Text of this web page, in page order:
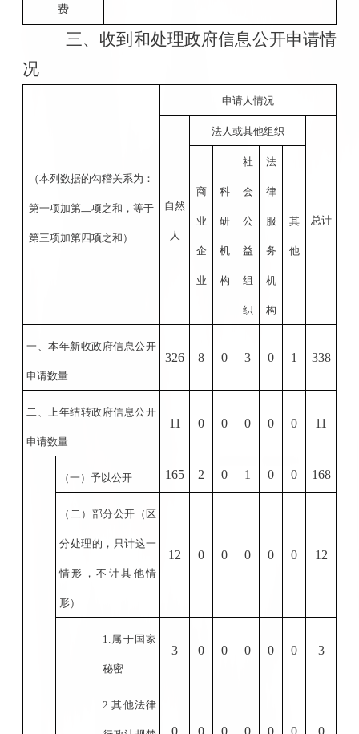
费
三、收到和处理政府信息公开申请情
况
（本列数据的勾稽关系为：
第一项加第二项之和，等于
第三项加第四项之和）
申请人情况
自然
人
法人或其他组织
总计
商
业
企
业
科
研
机
构
社
会
公
益
组
织
法
律
服
务
机
构
其
他
一、本年新收政府信息公开
申请数量
326 8 0 3 0 1 338
二、上年结转政府信息公开
申请数量
11 0 0 0 0 0 11
（一）予以公开 165 2 0 1 0 0 168
（二）部分公开 （区
分处理的，只计这一
情形，不计其他情
形）
12 0 0 0 0 0 12
1. 属于国家
秘密
3 0 0 0 0 0 3
2. 其他法律
0 0 0 0 0 0 0